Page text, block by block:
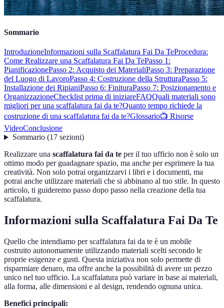
Sommario
IntroduzioneInformazioni sulla Scaffalatura Fai Da TeProcedura:
Come Realizzare una Scaffalatura Fai Da TePasso 1:
PianificazionePasso 2: Acquisto dei MaterialiPasso 3: Preparazione
del Luogo di LavoroPasso 4: Costruzione della StrutturaPasso 5:
Installazione dei RipianiPasso 6: FinituraPasso 7: Posizionamento e
OrganizzazioneChecklist prima di iniziareFAQQuali materiali sono
migliori per una scaffalatura fai da te?Quanto tempo richiede la
costruzione di una scaffalatura fai da te?Glossario📺 Risorse
VideoConclusione
Sommario(17 sezioni)
Realizzare una scaffalatura fai da te per il tuo ufficio non è solo un
ottimo modo per guadagnare spazio, ma anche per esprimere la tua
creatività. Non solo potrai organizzarvi i libri e i documenti, ma
potrai anche utilizzare materiali che si abbinano al tuo stile. In questo
articolo, ti guideremo passo dopo passo nella creazione della tua
scaffalatura.
Informazioni sulla Scaffalatura Fai Da Te
Quello che intendiamo per scaffalatura fai da te è un mobile
costruito autonomamente utilizzando materiali scelti secondo le
proprie esigenze e gusti. Questa iniziativa non solo permette di
risparmiare denaro, ma offre anche la possibilità di avere un pezzo
unico nel tuo ufficio. La scaffalatura può variare in base ai materiali,
alla forma, alle dimensioni e al design, rendendo ognuna unica.
Benefici principali: